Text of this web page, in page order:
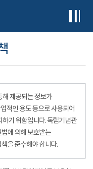
해 제공되는 정보가
적인 용도 등으로 사용되어
기 위함입니다. 독립기념관
에 의해 보호받는
을 준수해야 합니다.